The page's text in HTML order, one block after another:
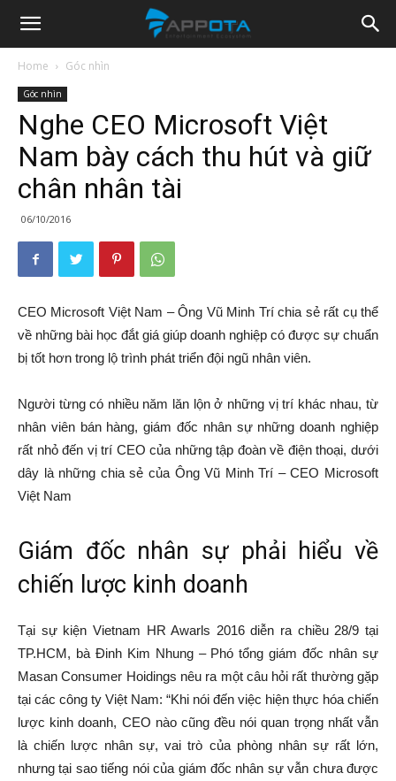
Appota
News
Home Góc nhìn
Góc nhìn
Nghe CEO Microsoft Việt
Nam bày cách thu hút và giữ
chân nhân tài
06/10/2016
CEO Microsoft Việt Nam – Ông Vũ Minh Trí chia sẻ rất cụ thể
về những bài học đắt giá giúp doanh nghiệp có được sự chuẩn
bị tốt hơn trong lộ trình phát triển đội ngũ nhân viên.
Người từng có nhiều năm lăn lộn ở những vị trí khác nhau, từ
nhân viên bán hàng, giám đốc nhân sự những doanh nghiệp
rất nhỏ đến vị trí CEO của những tập đoàn về điện thoại, dưới
dây là những chia sẻ của Ông Vũ Minh Trí – CEO Microsoft
Việt Nam
Giám đốc nhân sự phải hiểu về
chiến lược kinh doanh
Tại sự kiện Vietnam HR Awarls 2016 diễn ra chiều 28/9 tại
TP.HCM, bà Đinh Kim Nhung – Phó tổng giám đốc nhân sự
Masan Consumer Hoidings nêu ra một câu hỏi rất thường gặp
tại các công ty Việt Nam: “Khi nói đến việc hiện thực hóa chiến
lược kinh doanh, CEO nào cũng đều nói quan trọng nhất vẫn
là chiến lược nhân sự, vai trò của phòng nhân sự rất lớn,
nhưng tại sao tiếng nói của giám đốc nhân sự vẫn chưa được